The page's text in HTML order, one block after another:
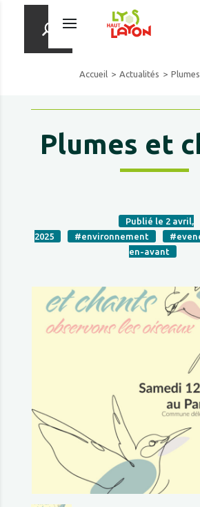
Accueil Actualités
Plumes et
Publié le 2 avril,
2025
#environnement
en-avant